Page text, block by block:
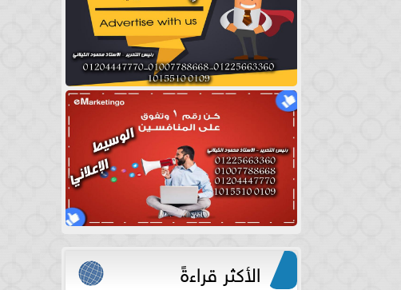
الأكثر قراءةً